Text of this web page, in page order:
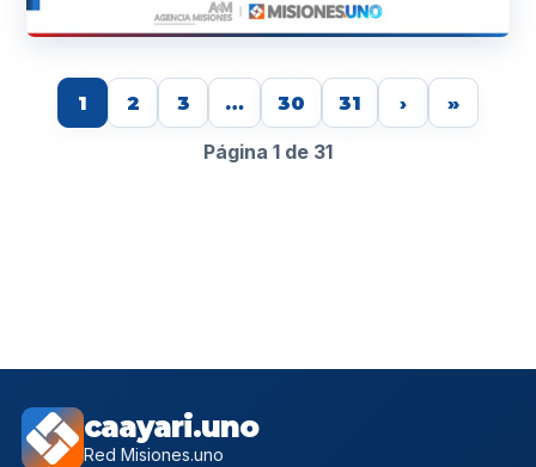
1 2 3 … 30 31 › »
Página 1 de 31
caayari.uno
Red Misiones.uno